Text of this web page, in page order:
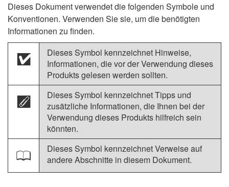
Dieses Dokument verwendet die folgenden Symbole und
Konventionen. Verwenden Sie sie, um die benötigten
Informationen zu finden.
D
Dieses Symbol kennzeichnet Hinweise,
Informationen, die vor der Verwendung dieses
Produkts gelesen werden sollten.
A
Dieses Symbol kennzeichnet Tipps und
zusätzliche Informationen, die Ihnen bei der
Verwendung dieses Produkts hilfreich sein
könnten.
0
Dieses Symbol kennzeichnet Verweise auf
andere Abschnitte in diesem Dokument.